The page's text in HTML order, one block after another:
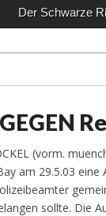
Der Schwarze
(vorm.
am 29.5.03
sollte. Die